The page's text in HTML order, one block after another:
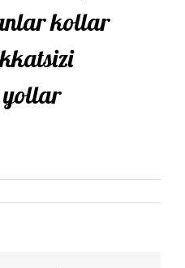
kollar
yollar